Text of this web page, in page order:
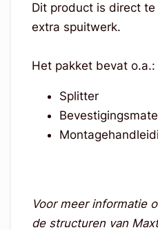
Dit product is direct
extra spuitwerk.
Het pakket bevat o.a.:
Splitter
Voor meer informatie
de structuren van